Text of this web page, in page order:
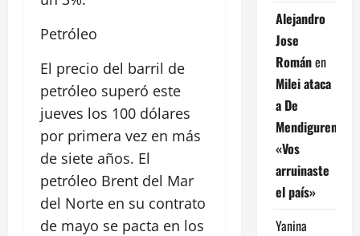
Petróleo
El precio del barril de
petróleo superó este
jueves los 100 dólares
por primera vez en más
de siete años. El
petróleo Brent del Mar
del Norte en su contrato
de mayo se pacta en los
Alejandro
Jose
Románen
Milei ataca
a De
Mendiguren:
«Vos
arruinaste
el país»
Yanina